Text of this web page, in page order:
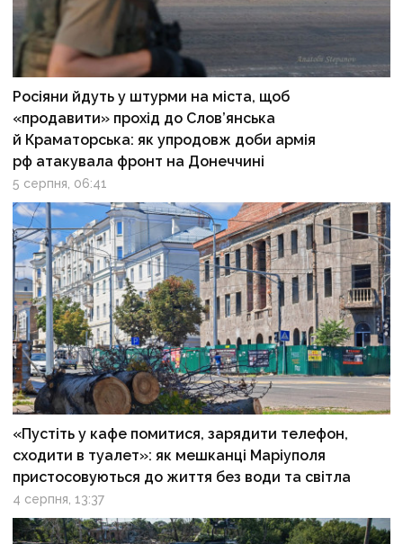
Росіяни йдуть у штурми на міста, щоб
«продавити» прохід до Слов’янська
й Краматорська: як упродовж доби армія
рф атакувала фронт на Донеччині
5 серпня, 06:41
«Пустіть у кафе помитися, зарядити телефон,
сходити в туалет»: як мешканці Маріуполя
пристосовуються до життя без води та світла
4 серпня, 13:37